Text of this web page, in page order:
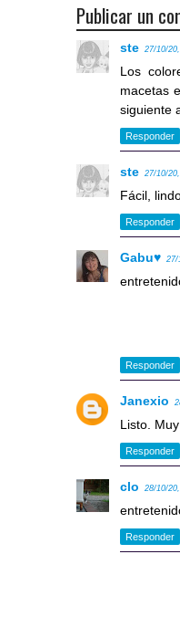
Publicar un
ste 27/10/
Los
macetas
siguiente
Responder
ste 27/10/
Fácil,
Responder
Gabu♥ 27/
Responder
Janexio
Listo.
Responder
clo 28/10/
Responder